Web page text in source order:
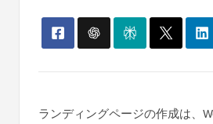
ランディングページの作成は、